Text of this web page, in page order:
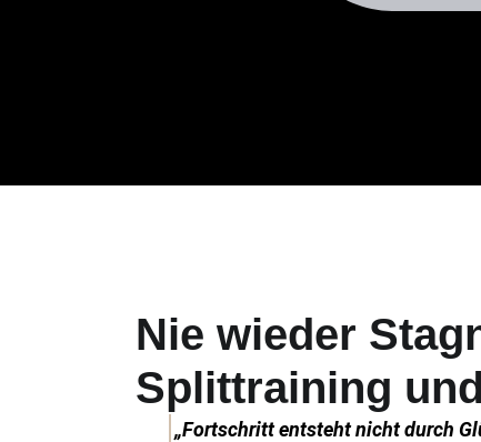
Nie wieder
Splittraining
.„Fortschritt entsteht nicht durch